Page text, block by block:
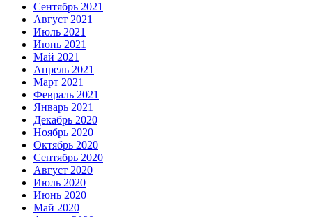
Сентябрь 2021
Август 2021
Июль 2021
Июнь 2021
Май 2021
Апрель 2021
Март 2021
Февраль 2021
Январь 2021
Декабрь 2020
Ноябрь 2020
Октябрь 2020
Сентябрь 2020
Август 2020
Июль 2020
Июнь 2020
Май 2020